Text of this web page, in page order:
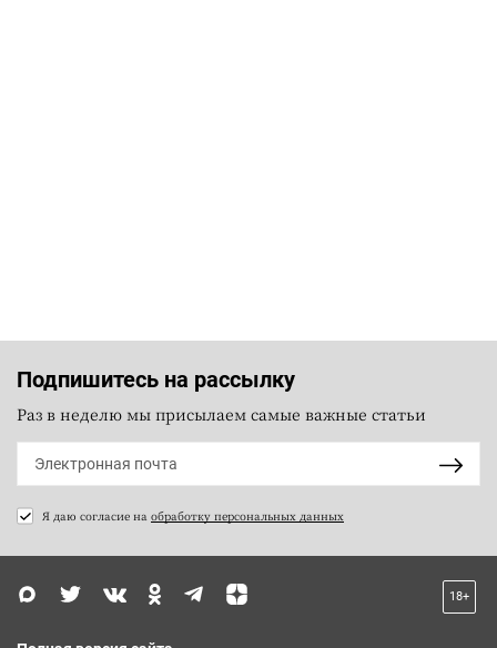
Подпишитесь на рассылку
Раз в неделю мы присылаем самые важные статьи
Я даю согласие на обработку персональных данных
18+